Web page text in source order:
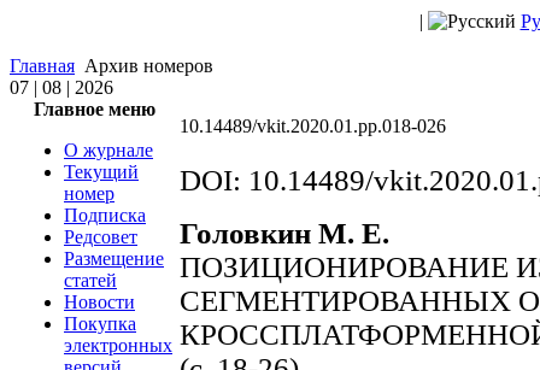
|
Главная Архив номеров
07 | 08 | 2026
Главное меню
О журнале
Текущий
номер
Подписка
Редсовет
Размещение
статей
Новости
Покупка
электронных
10.14489/vkit.2020.01.pp.018-026
DOI: 10.14489/
Головкин М. Е.
ПОЗИЦИОНИРОВАНИЕ
СЕГМЕНТИРОВАННЫХ